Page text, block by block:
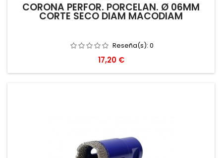
CORONA PERFOR. PORCELAN. Ø 06MM
CORTE SECO DIAM MACODIAM
Reseña(s): 0
Precio
17,20 €